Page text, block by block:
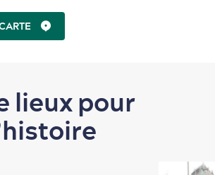
lieux pour